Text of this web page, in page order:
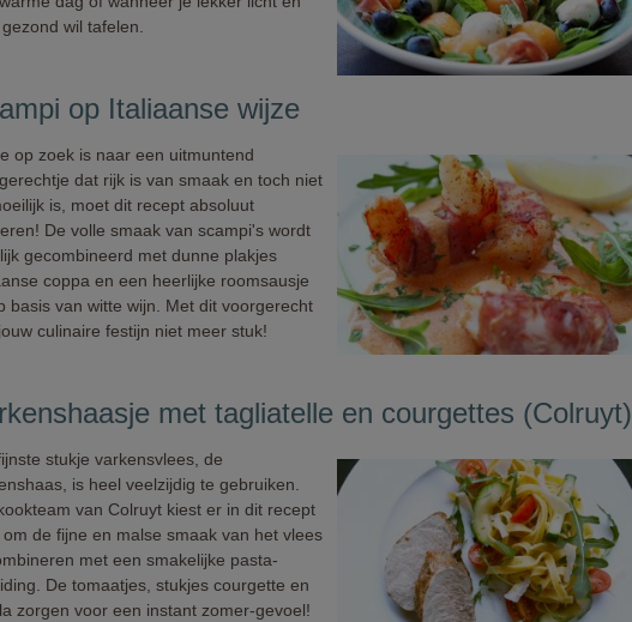
wil tafelen.
op Italiaanse wijze
op zoek is naar een uitmuntend
dat rijk is van smaak en toch niet
is, moet dit recept absoluut
De volle smaak van scampi's wordt
gecombineerd met dunne plakjes
coppa en een heerlijke roomsausje
basis van witte wijn. Met dit voorgerecht
culinaire festijn niet meer stuk!
met tagliatelle en courgettes (Colruyt)
stukje varkensvlees, de
is heel veelzijdig te gebruiken.
van Colruyt kiest er in dit recept
de fijne en malse smaak van het vlees
met een smakelijke pasta-
De tomaatjes, stukjes courgette en
zorgen voor een instant zomer-gevoel!